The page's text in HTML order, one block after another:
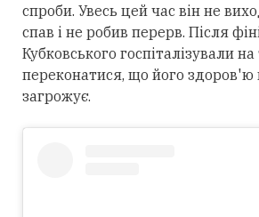
спроби. Увесь цей час він не
спав і не робив перерв. Після
Кубковського госпіталізували
переконатися, що його здоров'ю
загрожує.